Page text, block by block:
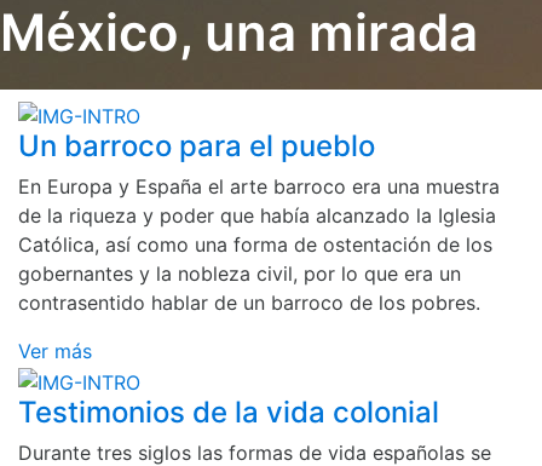
México, una mirada
Un barroco para el pueblo
En Europa y España el arte barroco era una muestra
de la riqueza y poder que había alcanzado la Iglesia
Católica, así como una forma de ostentación de los
gobernantes y la nobleza civil, por lo que era un
contrasentido hablar de un barroco de los pobres.
Ver más
Testimonios de la vida colonial
Durante tres siglos las formas de vida españolas se